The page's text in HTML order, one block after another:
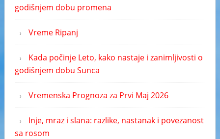
godišnjem dobu promena
Vreme Ripanj
Kada počinje Leto, kako nastaje i zanimljivosti o
godišnjem dobu Sunca
Vremenska Prognoza za Prvi Maj 2026
Inje, mraz i slana: razlike, nastanak i povezanost
sa rosom